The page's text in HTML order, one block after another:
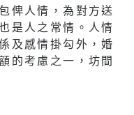
俾人情，為對方送
是人之常情。人情
及感情掛勾外，婚
的考慮之一，坊間